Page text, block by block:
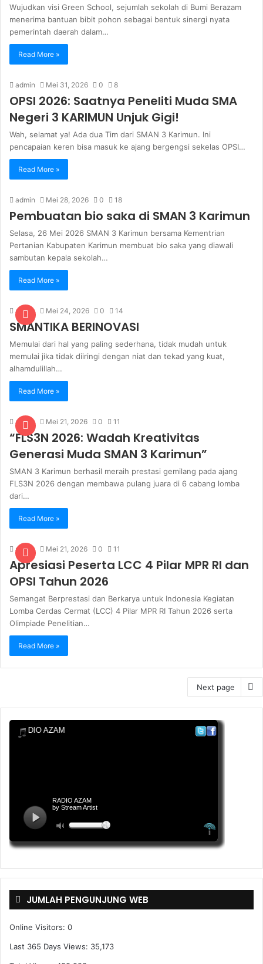
Wujudkan visi Green School, sejumlah sekolah di Bumi Berazam
menerima bantuan bibit pohon sebagai bentuk sinergi nyata
pemerintah daerah dalam…
Read More »
admin Mei 31, 2026 0 8
‎OPSI 2026: Saatnya Peneliti Muda SMA
Negeri 3 KARIMUN Unjuk Gigi!
Wah, selamat ya! Ada dua Tim dari SMAN 3 Karimun. Ini
pencapaian keren bisa masuk ke ajang bergengsi sekelas OPSI…
Read More »
admin Mei 28, 2026 0 18
Pembuatan bio saka di SMAN 3 Karimun
Selasa, 26 Mei 2026 SMAN 3 Karimun bersama Kementrian
Pertanian Kabupaten Karimun membuat bio saka yang diawali
sambutan kepala sekolah…
Read More »
admin Mei 24, 2026 0 14
SMANTIKA BERINOVASI
Memulai dari hal yang paling sederhana, tidak mudah untuk
memulai jika tidak diiringi dengan niat dan tekad yang kuat,
alhamdulillah…
Read More »
admin Mei 21, 2026 0 11
“FLS3N 2026: Wadah Kreativitas
Generasi Muda SMAN 3 Karimun”
SMAN 3 Karimun berhasil meraih prestasi gemilang pada ajang
FLS3N 2026 dengan membawa pulang juara di 6 cabang lomba
dari…
Read More »
admin Mei 21, 2026 0 11
Apresiasi Peserta LCC 4 Pilar MPR RI dan
OPSI Tahun 2026
Semangat Berprestasi dan Berkarya untuk Indonesia Kegiatan
Lomba Cerdas Cermat (LCC) 4 Pilar MPR RI Tahun 2026 serta
Olimpiade Penelitian…
Read More »
Next page
JUMLAH PENGUNJUNG WEB
Online Visitors: 0
Last 365 Days Views: 35,173